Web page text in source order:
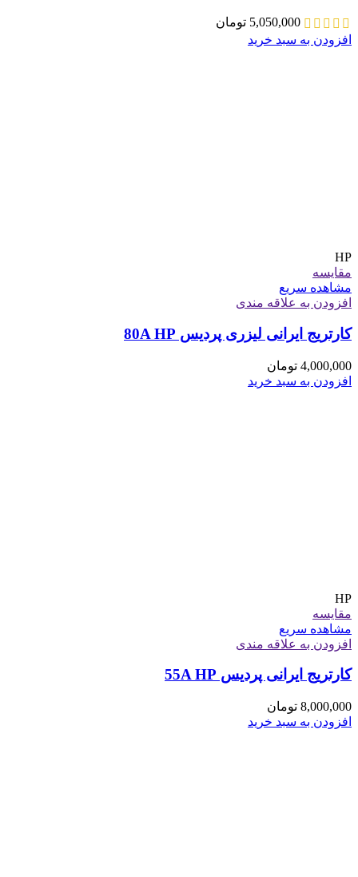
5,050,000 تومان
افزودن به سبد خرید
HP
مقایسه
مشاهده سریع
افزودن به علاقه مندی
کارتریج ایرانی لیزری پردیس 80A HP
4,000,000 تومان
افزودن به سبد خرید
HP
مقایسه
مشاهده سریع
افزودن به علاقه مندی
کارتریج ایرانی پردیس 55A HP
8,000,000 تومان
افزودن به سبد خرید